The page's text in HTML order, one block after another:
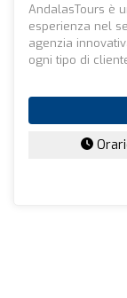
AndalasTours è
esperienza nel
agenzia
ogni tipo di